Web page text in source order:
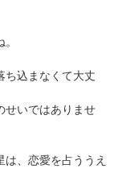
ち込まなくて大丈
せいではありませ
、恋愛を占ううえ